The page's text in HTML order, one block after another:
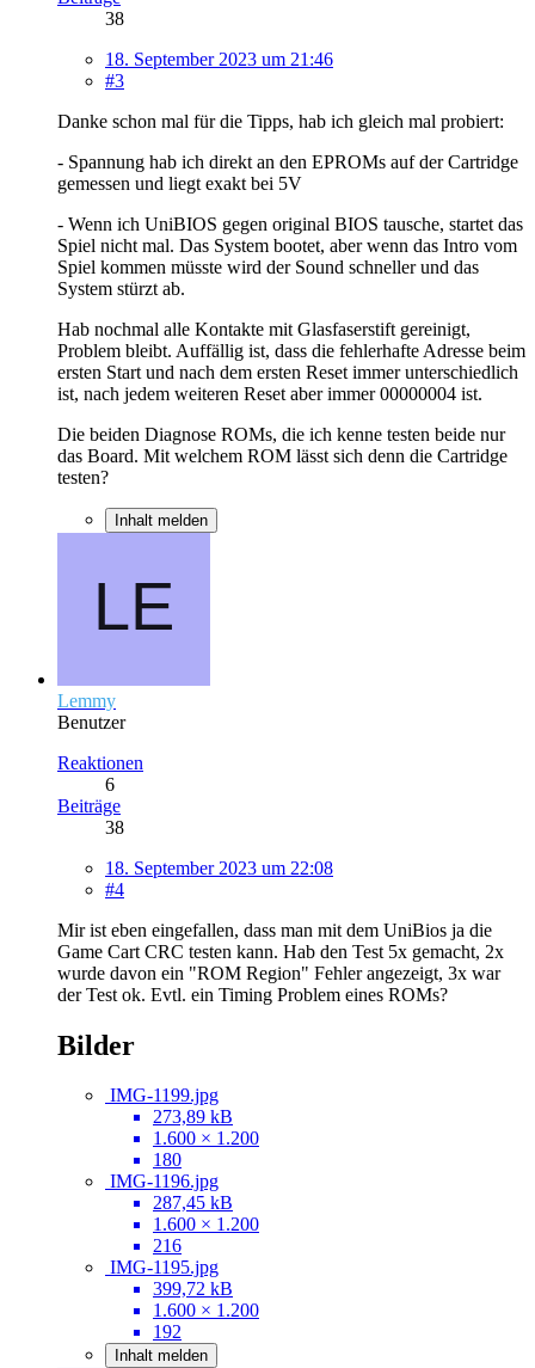
38
18. September 2023 um 21:46
#3
Danke schon mal für die Tipps, hab ich gleich mal probiert:
- Spannung hab ich direkt an den EPROMs auf der Cartridge
gemessen und liegt exakt bei 5V
- Wenn ich UniBIOS gegen original BIOS tausche, startet das
Spiel nicht mal. Das System bootet, aber wenn das Intro vom
Spiel kommen müsste wird der Sound schneller und das
System stürzt ab.
Hab nochmal alle Kontakte mit Glasfaserstift gereinigt,
Problem bleibt. Auffällig ist, dass die fehlerhafte Adresse beim
ersten Start und nach dem ersten Reset immer unterschiedlich
ist, nach jedem weiteren Reset aber immer 00000004 ist.
Die beiden Diagnose ROMs, die ich kenne testen beide nur
das Board. Mit welchem ROM lässt sich denn die Cartridge
testen?
Inhalt melden
Lemmy
Benutzer
Reaktionen
6
Beiträge
38
18. September 2023 um 22:08
#4
Mir ist eben eingefallen, dass man mit dem UniBios ja die
Game Cart CRC testen kann. Hab den Test 5x gemacht, 2x
wurde davon ein "ROM Region" Fehler angezeigt, 3x war
der Test ok. Evtl. ein Timing Problem eines ROMs?
Bilder
IMG-1199.jpg
273,89 kB
1.600 × 1.200
180
IMG-1196.jpg
287,45 kB
1.600 × 1.200
216
IMG-1195.jpg
399,72 kB
1.600 × 1.200
192
Inhalt melden